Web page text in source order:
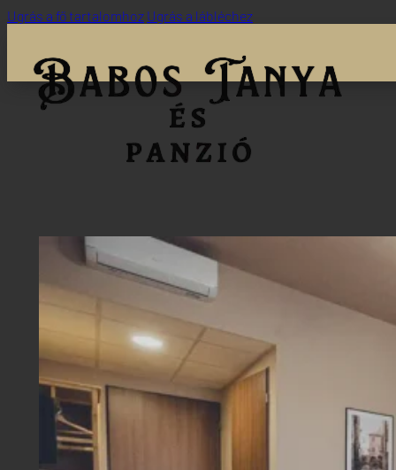
Ugrás a fő tartalomhoz Ugrás a lábléchez